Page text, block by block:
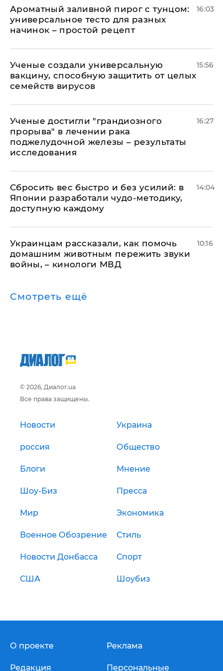
Ароматный заливной пирог с тунцом:
универсальное тесто для разных
начинок – простой рецепт
16:03
Ученые создали универсальную
вакцину, способную защитить от целых
семейств вирусов
15:56
Ученые достигли "грандиозного
прорыва" в лечении рака
поджелудочной железы – результаты
исследования
16:27
Сбросить вес быстро и без усилий: в
Японии разработали чудо-методику,
доступную каждому
14:04
Украинцам рассказали, как помочь
домашним животным пережить звуки
войны, – кинологи МВД
10:16
Смотреть ещё
© 2026, Диалог.ua
Все права защищены.
Новости Украина
россия Общество
Блоги Мнение
Шоу-Биз Пресса
Мир Экономика
Военное Обозрение Стиль
Новости Донбасса Спорт
США Шоубиз
О проекте
Редакция
Реклама
Персональные